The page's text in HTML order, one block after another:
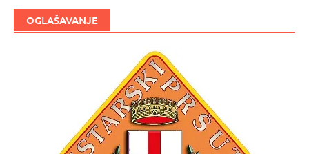
OGLAŠAVANJE